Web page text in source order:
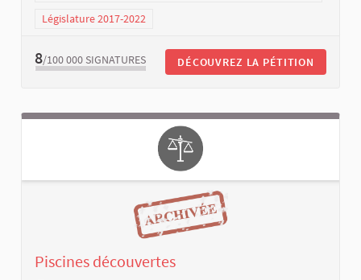
Législature 2017-2022
8/100 000 SIGNATURES DÉCOUVREZ LA PÉTITION
Piscines découvertes